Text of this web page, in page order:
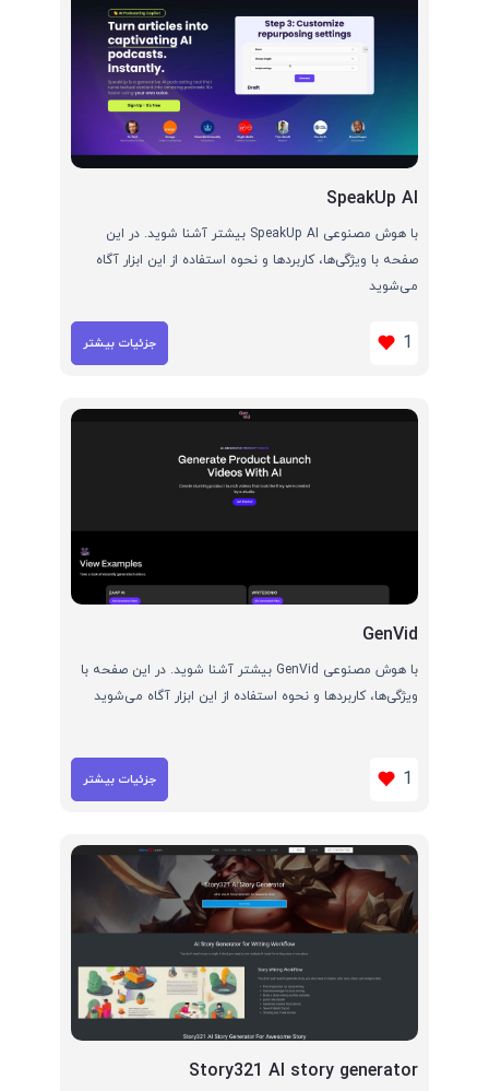
SpeakUp AI
با هوش مصنوعی SpeakUp AI بیشتر آشنا شوید. در این
صفحه با ویژگی‌ها، کاربردها و نحوه استفاده از این ابزار آگاه
می‌شوید
1 جزئیات بیشتر
GenVid
با هوش مصنوعی GenVid بیشتر آشنا شوید. در این صفحه با
ویژگی‌ها، کاربردها و نحوه استفاده از این ابزار آگاه می‌شوید
1 جزئیات بیشتر
Story321 AI story generator